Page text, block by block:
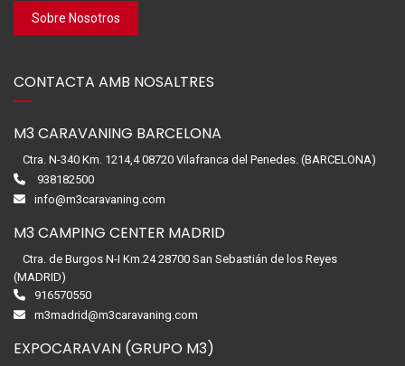
Sobre Nosotros
CONTACTA AMB NOSALTRES
M3 CARAVANING BARCELONA
Ctra. N-340 Km. 1214,4 08720 Vilafranca del Penedes. (BARCELONA)
938182500
info@m3caravaning.com
M3 CAMPING CENTER MADRID
Ctra. de Burgos N-I Km.24 28700 San Sebastián de los Reyes
(MADRID)
916570550
m3madrid@m3caravaning.com
EXPOCARAVAN (GRUPO M3)